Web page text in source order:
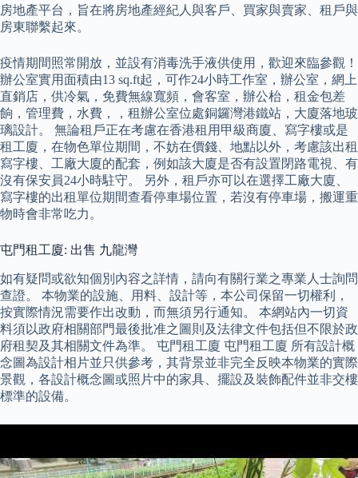
房地產平台，旨在將房地產經紀人與客戶、買家與賣家、租戶與
房東聯繫起來。
疫情期間照常開放，並設有消毒洗手液供使用，歡迎來臨參觀！
辦公室實用面積由13 sq.ft起，可作24小時工作室，辦公室，網上
直銷店，供冷氣，免費無線寬頻，會客室，辦公枱，租金包差
餉，管理費，水費，，租辦公室位處銅鑼灣港鐵站，大廈落地玻
璃設計。 無論租戶正在考慮在香港租用甲級商廈、寫字樓或是
租工廈，在物色單位期間，不妨在價錢、地點以外，考慮該出租
寫字樓、工廠大廈的配套，例如該大廈是否有設置閉路電視、有
沒有保安員24小時駐守。 另外，租戶亦可以在選擇工廠大廈、
寫字樓的出租單位期間查看停車場位置，若沒有停車場，搬運重
物時會非常吃力。
屯門租工廈: 出售 九龍灣
如有疑問或欲知個別內容之詳情，請向有關行業之專業人士詢問
查證。 本物業的設施、用料、設計等，本公司保留一切權利，
按實際情況需要作出改動，而無須另行通知。 本網站內一切資
料須以政府相關部門最後批准之圖則及法律文件包括但不限於政
府租契及其相關文件為準。 屯門租工廈 屯門租工廈 所有設計概
念圖為設計相片並只供參考，其背景並非完全反映本物業的實際
景觀，各設計概念圖或照片中的家具、擺設及裝飾配件並非交樓
標準的設備。